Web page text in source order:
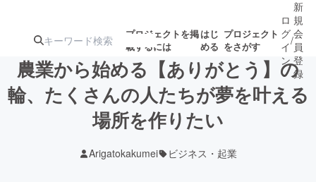
プロジェクトを掲
載するには
はじ
める
プロジェクト
をさがす
注目のリ 注目の新着プロ
ジェクト
募集終了が近いプ
ロ
グ
イ
ン
/
新
規
会
員
登
録
農業から始める【ありがとう】の
輪、たくさんの人たちが夢を叶える
場所を作りたい
Arigatokakumei ビジネス・起業